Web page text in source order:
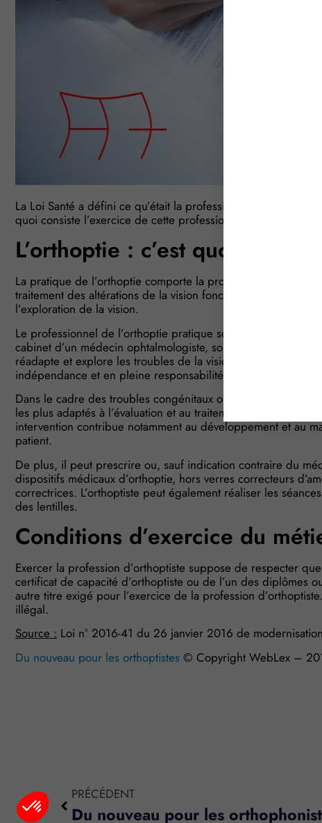
Axeptio consent
Plateforme de Gestion du Consentement : Personnalisez vos
Notre plateforme vous permet d'adapter et de gérer vos
La Loi Santé a défini ce qu’était la profession d’orthoptiste.
quoi consiste l’exercice de cette profession afin de lutter
L’orthoptie : c’est quoi ?
La pratique de l’orthoptie comporte la promotion de la
traitement des altérations de la vision fonctionnelle sur les
l’exploration de la vision.
Le professionnel de l’orthoptie pratique son art sur
cabinet d’un médecin ophtalmologiste, sous la
réadapte et explore les troubles de la vision, du nourrisson à
indépendance et en pleine responsabilité.
Dans le cadre des troubles congénitaux ou acquis,
les plus adaptés à l’évaluation et au traitement orthoptique
intervention contribue notamment au développement et au
patient.
De plus, il peut prescrire ou, sauf indication contraire du
dispositifs médicaux d’orthoptie, hors verres correcteurs
correctrices. L’orthoptiste peut également réaliser les
des lentilles.
Conditions d’exercice du
Exercer la profession d’orthoptiste suppose de respecter
certificat de capacité d’orthoptiste ou de l’un des diplômes
autre titre exigé pour l’exercice de la profession
illégal.
Source : Loi n° 2016-41 du 26 janvier 2016 de
Du nouveau pour les orthoptistes © Copyright WebLex –
PRÉCÉDENT
Du nouveau pour les